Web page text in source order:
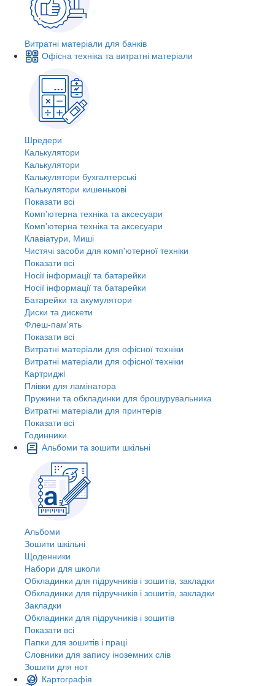
Витратні матеріали для банків
Офісна техніка та витратні матеріали
Шредери
Калькулятори
Калькулятори
Калькулятори бухгалтерські
Калькулятори кишенькові
Показати всі
Комп'ютерна техніка та аксесуари
Комп'ютерна техніка та аксесуари
Клавіатури, Миші
Чистячі засоби для комп'ютерної техніки
Показати всі
Носії інформації та батарейки
Носії інформації та батарейки
Батарейки та акумулятори
Диски та дискети
Флеш-пам'ять
Показати всі
Витратні матеріали для офісної техніки
Витратні матеріали для офісної техніки
Картриджi
Плівки для ламінатора
Пружини та обкладинки для брошурувальника
Витратні матеріали для принтерів
Показати всі
Годинники
Альбоми та зошити шкільні
Альбоми
Зошити шкільні
Щоденники
Набори для школи
Обкладинки для підручників і зошитів, закладки
Обкладинки для підручників і зошитів, закладки
Закладки
Обкладинки для підручників і зошитів
Показати всі
Папки для зошитів і праці
Словники для запису іноземних слів
Зошити для нот
Картографія